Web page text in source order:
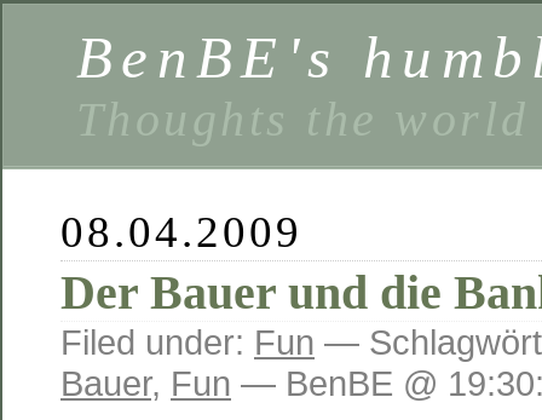
BenBE's
Thoughts the
08.04.2009
Der Bauer und die
Filed under: Fun —
Bauer, Fun — BenBE @